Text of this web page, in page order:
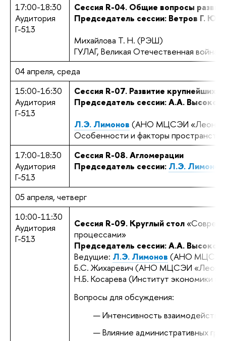
17:00-18:30
Аудитория
Г-513
Сеccия R-04. Общие вопросы
Председатель сессии: Ветров Г.
Михайлова Т. Н. (РЭШ)
ГУЛАГ, Великая Отечественная война
04 апреля, среда
15:00-16:30
Аудитория
Г-513
Сеccия R-07. Развитие крупнейших
Председатель сессии: А.А.
Л.Э. Лимонов (АНО МЦСЭИ
Особенности и факторы
17:00-18:30
Аудитория
Г-513
Сеccия R-08. Агломерации
Председатель сессии: Л.Э. Лимонов
05 апреля, четверг
10:00-11:30
Аудитория
Г-513
Сеccия R-09. Круглый стол
процессами»
Председатель сессии: А.А.
Ведущие: Л.Э. Лимонов (АНО МЦСЭИ
Б.С. Жихаревич (АНО МЦСЭИ
Н.Б. Косарева (Институт экономики
Вопросы для обсуждения:
Интенсивность
Влияние административных